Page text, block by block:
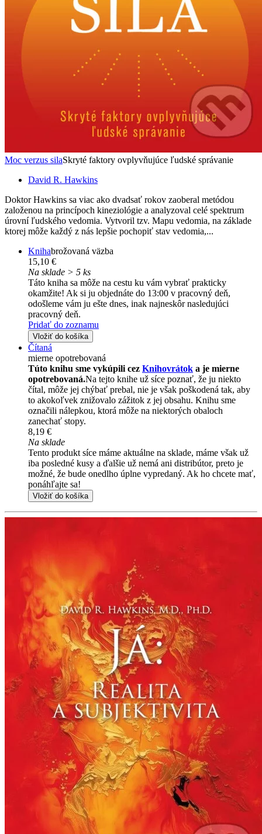
Moc verzus silaSkryté faktory ovplyvňujúce ľudské správanie
David R. Hawkins
Doktor Hawkins sa viac ako dvadsať rokov zaoberal metódou
založenou na princípoch kineziológie a analyzoval celé spektrum
úrovní ľudského vedomia. Vytvoril tzv. Mapu vedomia, na základe
ktorej môže každý z nás lepšie pochopiť stav vedomia,...
Knihabrožovaná väzba
15,10 €
Na sklade > 5 ks
Táto kniha sa môže na cestu ku vám vybrať prakticky
okamžite! Ak si ju objednáte do 13:00 v pracovný deň,
odošleme vám ju ešte dnes, inak najneskôr nasledujúci
pracovný deň.
Pridať do zoznamu
Vložiť do košíka
Čítaná
mierne opotrebovaná
Túto knihu sme vykúpili cez Knihovrátok a je mierne
opotrebovaná.Na tejto knihe už síce poznať, že ju niekto
čítal, môže jej chýbať prebal, nie je však poškodená tak, aby
to akokoľvek znižovalo zážitok z jej obsahu. Knihu sme
označili nálepkou, ktorá môže na niektorých obaloch
zanechať stopy.
8,19 €
Na sklade
Tento produkt síce máme aktuálne na sklade, máme však už
iba posledné kusy a ďalšie už nemá ani distribútor, preto je
možné, že bude onedlho úplne vypredaný. Ak ho chcete mať,
ponáhľajte sa!
Vložiť do košíka